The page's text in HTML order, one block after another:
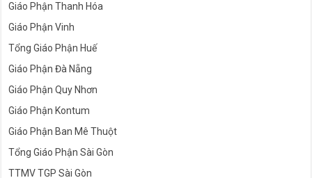
Giáo Phận Thanh Hóa
Giáo Phận Vinh
Tổng Giáo Phận Huế
Giáo Phận Đà Nẵng
Giáo Phận Quy Nhơn
Giáo Phận Kontum
Giáo Phận Ban Mê Thuột
Tổng Giáo Phận Sài Gòn
TTMV TGP Sài Gòn